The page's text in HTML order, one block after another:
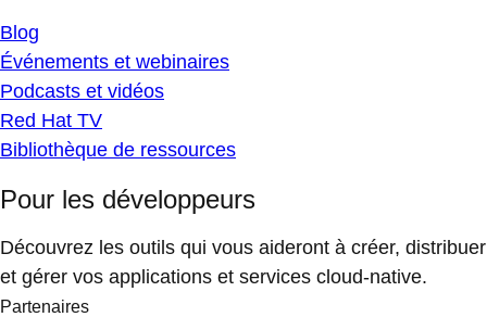
Blog
Événements et webinaires
Podcasts et vidéos
Red Hat TV
Bibliothèque de ressources
Pour les développeurs
Découvrez les outils qui vous aideront à créer, distribuer
et gérer vos applications et services cloud-native.
Partenaires